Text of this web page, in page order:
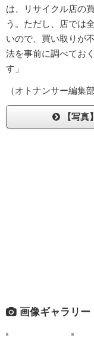
は、リサイクル店の
う。ただし、店では
いので、買い取りが
法を事前に調べてお
す」
（オトナンサー編集部
【写真
画像ギャラリー